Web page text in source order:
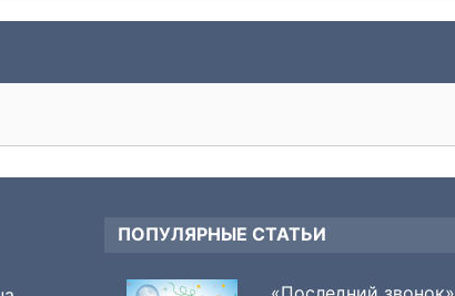
ПОПУЛЯРНЫЕ СТАТЬИ